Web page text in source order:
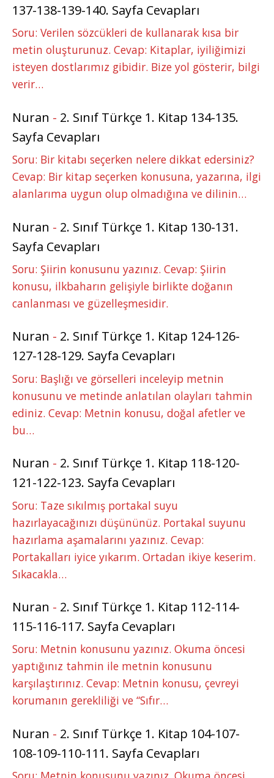
137-138-139-140. Sayfa Cevapları
Soru: Verilen sözcükleri de kullanarak kısa bir
metin oluşturunuz. Cevap: Kitaplar, iyiliğimizi
isteyen dostlarımız gibidir. Bize yol gösterir, bilgi
verir…
Nuran - 2. Sınıf Türkçe 1. Kitap 134-135.
Sayfa Cevapları
Soru: Bir kitabı seçerken nelere dikkat edersiniz?
Cevap: Bir kitap seçerken konusuna, yazarına, ilgi
alanlarıma uygun olup olmadığına ve dilinin…
Nuran - 2. Sınıf Türkçe 1. Kitap 130-131.
Sayfa Cevapları
Soru: Şiirin konusunu yazınız. Cevap: Şiirin
konusu, ilkbaharın gelişiyle birlikte doğanın
canlanması ve güzelleşmesidir.
Nuran - 2. Sınıf Türkçe 1. Kitap 124-126-
127-128-129. Sayfa Cevapları
Soru: Başlığı ve görselleri inceleyip metnin
konusunu ve metinde anlatılan olayları tahmin
ediniz. Cevap: Metnin konusu, doğal afetler ve
bu…
Nuran - 2. Sınıf Türkçe 1. Kitap 118-120-
121-122-123. Sayfa Cevapları
Soru: Taze sıkılmış portakal suyu
hazırlayacağınızı düşününüz. Portakal suyunu
hazırlama aşamalarını yazınız. Cevap:
Portakalları iyice yıkarım. Ortadan ikiye keserim.
Sıkacakla…
Nuran - 2. Sınıf Türkçe 1. Kitap 112-114-
115-116-117. Sayfa Cevapları
Soru: Metnin konusunu yazınız. Okuma öncesi
yaptığınız tahmin ile metnin konusunu
karşılaştırınız. Cevap: Metnin konusu, çevreyi
korumanın gerekliliği ve “Sıfır…
Nuran - 2. Sınıf Türkçe 1. Kitap 104-107-
108-109-110-111. Sayfa Cevapları